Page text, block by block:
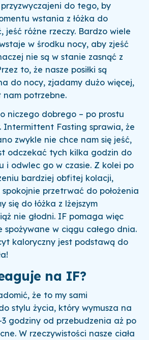
do tego, by
wstania z łóżka do
jeść różne rzeczy. Bardzo wiele
w środku nocy, aby zjeść
nie są w stanie zasnąć z
to, że nasze posiłki są
do nocy, zjadamy dużo więcej,
potrzebne.
niczego dobrego – po prostu
Intermittent Fasting sprawia, że
zwykle nie chce nam się jeść,
odczekać tych kilka godzin do
i odwlec go w czasie. Z kolei po
bardziej obfitej kolacji,
przetrwać do położenia
się do łóżka z lżejszym
nie głodni. IF pomaga więc
spożywane w ciągu całego dnia.
kaloryczny jest podstawą do
na IF?
że to my sami
stylu życia, który wymusza na
godziny od przebudzenia aż po
W rzeczywistości nasze ciała